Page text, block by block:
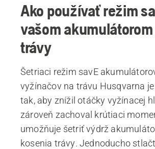
Ako používať režim
vašom
trávy
Šetriaci režim savE
vyžínačov na trávu Husqvarna
tak, aby znížil otáčky vyžínacej
zároveň zachoval krútiaci
umožňuje šetriť výdrž
kosenia trávy. Jednoducho